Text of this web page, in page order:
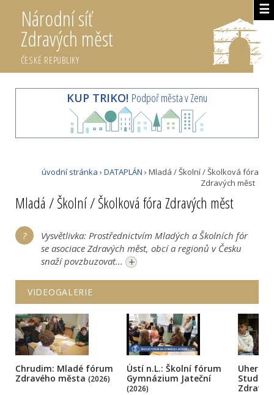
☰
Národní síť
Zdravých měst
ČESKÉ REPUBLIKY
KUP TRIKO! Podpoř města v Zenu
úvodní stránka › DATAPLÁN › Mladá / Školní / Školková fóra
Zdravých měst
Mladá / Školní / Školková fóra Zdravých měst
Vysvětlivka: Prostřednictvím Mladých a Školních fór
se asociace Zdravých měst, obcí a regionů v Česku
snaží povzbuzovat... +
VIDEOGALERIE
Chrudim: Mladé fórum
Zdravého města (2026)
Ústí n.L.: Školní fórum
Gymnázium Jateční
(2026)